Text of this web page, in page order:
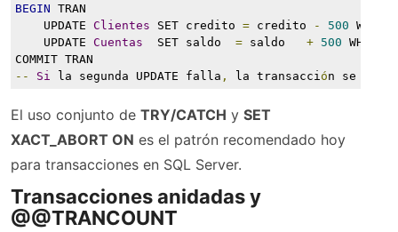
BEGIN TRAN
UPDATE Clientes SET credito = credito - 500
UPDATE Cuentas SET saldo = saldo + 500
COMMIT TRAN
--
Si la segunda UPDATE falla , la transacci ón se
El uso conjunto de TRY/CATCH y SET
XACT_ABORT ON es el patrón recomendado hoy
para transacciones en SQL Server.
Transacciones anidadas y
@@TRANCOUNT